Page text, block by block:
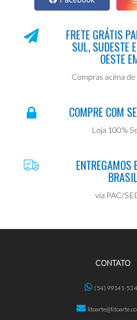
FRETE GRÁTIS
SUL, SUDESTE
OESTE
Compras acima
COMPRE COM
Loja 100%
ENTREGAMOS
BRASIL
via PAC/
CONTATO
(54) 99141-